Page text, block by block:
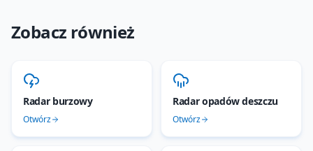
Zobacz również
Radar burzowy
Otwórz
Radar opadów deszczu
Otwórz